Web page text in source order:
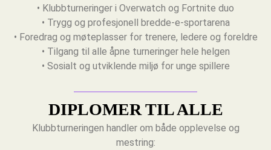
• Klubbturneringer i Overwatch og Fortnite duo
• Trygg og profesjonell bredde-e-sportarena
• Foredrag og møteplasser for trenere, ledere og foreldre
• Tilgang til alle åpne turneringer hele helgen
• Sosialt og utviklende miljø for unge spillere
DIPLOMER TIL ALLE
Klubbturneringen handler om både opplevelse og
mestring: